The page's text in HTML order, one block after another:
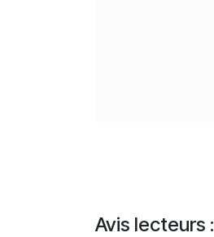
Avis lecteurs :